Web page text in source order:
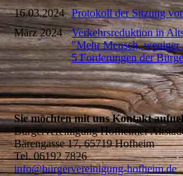
16.03.2024 Protokoll der Sitzung
März 2024
Verkehrsreduktion in
"Mehr Mensch,
5 Forderungen der
Sie möchten mit uns Kontakt
Bürgervereinigung Hofheimer
Bärengasse 17, 65719 Hofheim
Tel. 06192 7826
info@bürgervereinigung-hofheim.de